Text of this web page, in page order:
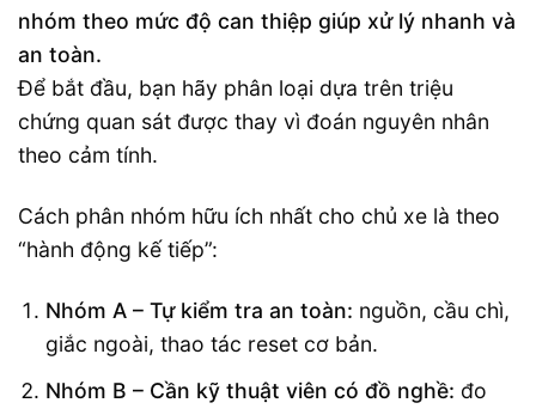
nhóm theo mức độ can thiệp giúp xử lý nhanh và
an toàn.
Để bắt đầu, bạn hãy phân loại dựa trên triệu
chứng quan sát được thay vì đoán nguyên nhân
theo cảm tính.
Cách phân nhóm hữu ích nhất cho chủ xe là theo
“hành động kế tiếp”:
Nhóm A – Tự kiểm tra an toàn: nguồn, cầu chì,
giắc ngoài, thao tác reset cơ bản.
Nhóm B – Cần kỹ thuật viên có đồ nghề: đo